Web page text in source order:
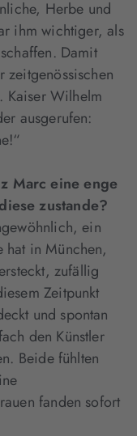
Herbe und
ihm wichtiger, als
Damit
Kaiser Wilhelm
ausgerufen:
Marc eine enge
zustande?
ein
hat in München,
zufällig
Zeitpunkt
und spontan
den Künstler
Beide fühlten
fanden sofort